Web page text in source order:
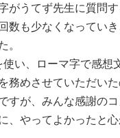
がうてず先生に質問
数も少なくなってい
。
い、ローマ字で感想
務めさせていただい
すが、みんな感謝の
、やってよかったと心